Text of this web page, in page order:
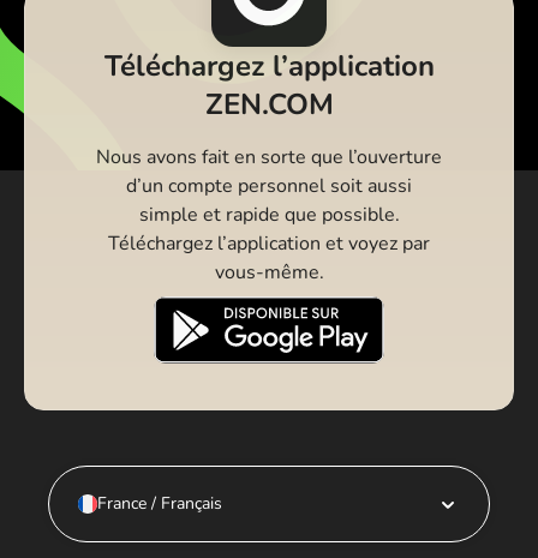
Téléchargez l’application
ZEN.COM
Nous avons fait en sorte que l’ouverture
d’un compte personnel soit aussi
simple et rapide que possible.
Téléchargez l’application et voyez par
vous-même.
France / Français